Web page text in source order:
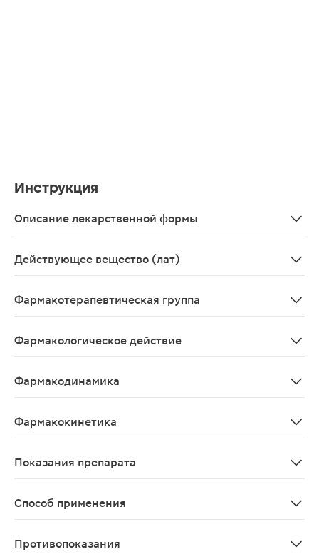
Инструкция
Описание лекарственной формы
Действующее вещество (лат)
Фармакотерапевтическая группа
Фармакологическое действие
Фармакодинамика
Фармакокинетика
Показания препарата
Способ применения
Противопоказания